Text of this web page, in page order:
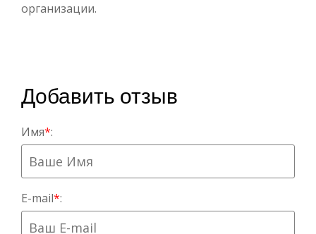
организации.
Добавить отзыв
Имя*:
E-mail*: